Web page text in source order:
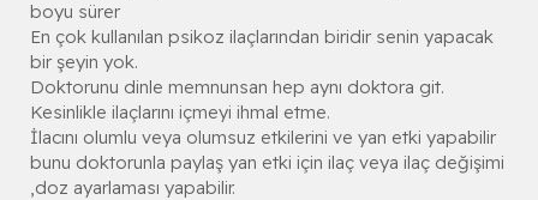
boyu sürer
En çok kullanılan psikoz ilaçlarından biridir senin yapacak
bir şeyin yok.
Doktorunu dinle memnunsan hep aynı doktora git.
Kesinlikle ilaçlarını içmeyi ihmal etme.
İlacını olumlu veya olumsuz etkilerini ve yan etki yapabilir
bunu doktorunla paylaş yan etki için ilaç veya ilaç değişimi
,doz ayarlaması yapabilir.